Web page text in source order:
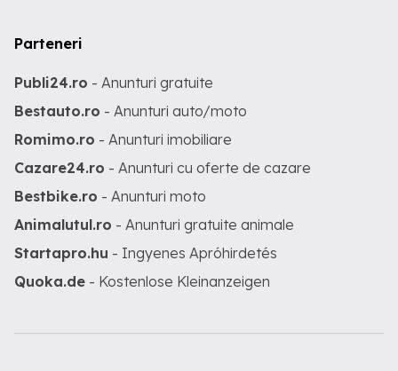
Parteneri
Publi24.ro - Anunturi gratuite
Bestauto.ro - Anunturi auto/moto
Romimo.ro - Anunturi imobiliare
Cazare24.ro - Anunturi cu oferte de cazare
Bestbike.ro - Anunturi moto
Animalutul.ro - Anunturi gratuite animale
Startapro.hu - Ingyenes Apróhirdetés
Quoka.de - Kostenlose Kleinanzeigen